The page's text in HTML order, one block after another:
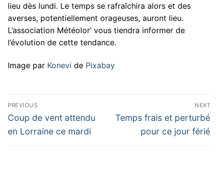
lieu dès lundi. Le temps se rafraîchira alors et des
averses, potentiellement orageuses, auront lieu.
L’association Météolor’ vous tiendra informer de
l’évolution de cette tendance.
Image par Konevi de Pixabay
Navigation
de
l’article
PREVIOUS
Previous
post:
Coup de vent attendu
en Lorraine ce mardi
NEXT
Next
Temps frais et perturbé
pour ce jour férié